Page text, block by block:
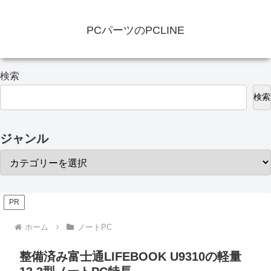
PCパーツのPCLINE
検索
検索
ジャンル
PR
ホーム ノートPC
整備済み富士通LIFEBOOK U9310の軽量